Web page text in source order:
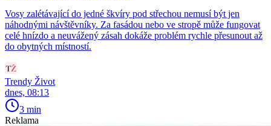
Vosy zalétávající do jedné škvíry pod střechou nemusí být jen
náhodnými návštěvníky. Za fasádou nebo ve stropě může fungovat
celé hnízdo a neuvážený zásah dokáže problém rychle přesunout až
do obytných místností.
Trendy Život
dnes, 08:13
3 min
Reklama